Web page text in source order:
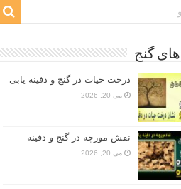
های گنج
درخت حیات در گنج و دفینه یابی
می 20, 2026
نقش مورچه در گنج و دفینه
می 20, 2026